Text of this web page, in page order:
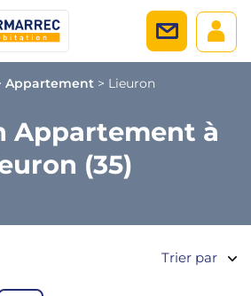
Appartement > Lieuron
Appartement à
(35)
Trier par